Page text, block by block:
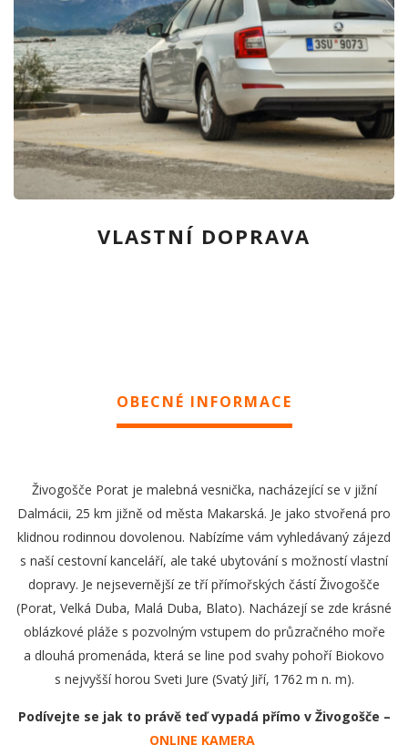
VLASTNÍ DOPRAVA
OBECNÉ INFORMACE
Živogošče Porat je malebná vesnička, nacházející se v jižní
Dalmácii, 25 km jižně od města Makarská. Je jako stvořená pro
klidnou rodinnou dovolenou. Nabízíme vám vyhledávaný zájezd
s naší cestovní kanceláří, ale také ubytování s možností vlastní
dopravy. Je nejsevernější ze tří přímořských částí Živogošče
(Porat, Velká Duba, Malá Duba, Blato). Nacházejí se zde krásné
oblázkové pláže s pozvolným vstupem do průzračného moře
a dlouhá promenáda, která se line pod svahy pohoří Biokovo
s nejvyšší horou Sveti Jure (Svatý Jiří, 1762 m n. m).
Podívejte se jak to právě teď vypadá přímo v Živogošče –
ONLINE KAMERA